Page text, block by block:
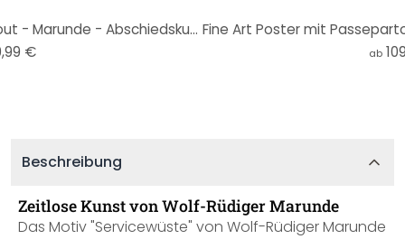
Fine Art Poster mit Passepartout - Marunde - Abschiedskuss (2022)
€
ab
Beschreibung
Zeitlose Kunst von Wolf-Rüdiger Marunde
Das Motiv "Servicewüste" von Wolf-Rüdiger Marunde